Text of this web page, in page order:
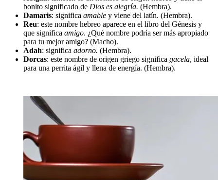
bonito significado de Dios es alegría. (Hembra).
Damaris: significa amable y viene del latín. (Hembra).
Reu: este nombre hebreo aparece en el libro del Génesis y
que significa amigo. ¿Qué nombre podría ser más apropiado
para tu mejor amigo? (Macho).
Adah: significa adorno. (Hembra).
Dorcas: este nombre de origen griego significa gacela, ideal
para una perrita ágil y llena de energía. (Hembra).